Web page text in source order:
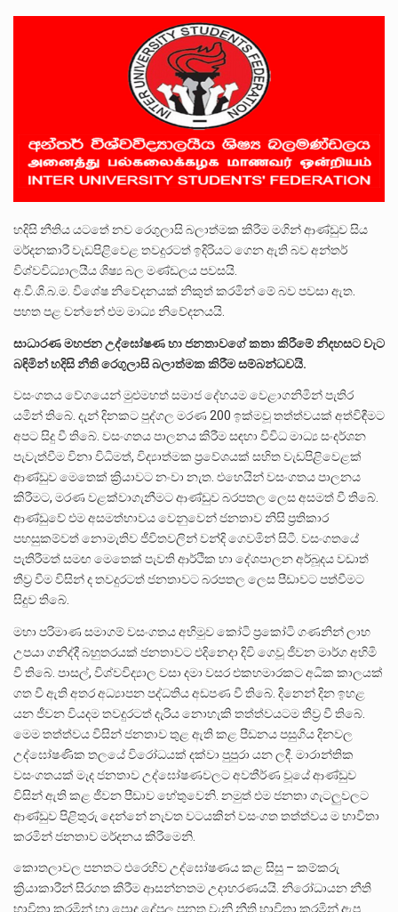
හදිසි නීතිය යටතේ නව රෙගුලාසි බලාත්මක කිරීම මගින් ආණ්ඩුව සිය
මර්දනකාරී වැඩපිළිවෙළ තවදුරටත් ඉදිරියට ගෙන ඇති බව අන්තර්
විශ්වවිධ්‍යාලයීය ශිෂ්‍ය බල මණ්ඩලය පවසයි.
අ.වි.ශි.බ.ම. විශේෂ නිවේදනයක් නිකුත් කරමින් මේ බව පවසා ඇත.
පහත පළ වන්නේ එම මාධ්‍ය නිවේදනයයි.
සාධාරණ මහජන උද්ඝෝෂණ හා ජනතාවගේ කතා කිරීමේ නිදහසට වැට
බඳිමින් හදිසි නීති රෙගුලාසි බලාත්මක කිරීම සම්බන්ධවයි.
වසංගතය වේගයෙන් මුළුමහත් සමාජ දේහයම වෙළාගනිමින් පැතිර
යමින් තිබේ. දැන් දිනකට පුද්ගල මරණ 200 ඉක්මවූ තත්ත්වයක් අත්විඳීමට
අපට සිදු වී තිබේ. වසංගතය පාලනය කිරීම සඳහා විවිධ මාධ්‍ය සංදර්ශන
පැවැත්වීම විනා විධිමත්, විද්‍යාත්මක ප්‍රවේශයක් සහිත වැඩපිළිවෙළක්
ආණ්ඩුව මෙතෙක් ක්‍රියාවට නංවා නැත. එහෙයින් වසංගතය පාලනය
කිරීමට, මරණ වළක්වාගැනීමට ආණ්ඩුව බරපතල ලෙස අසමත් වී තිබේ.
ආණ්ඩුවේ එම අසමත්භාවය වෙනුවෙන් ජනතාව නිසි ප්‍රතිකාර
පහසුකම්වත් නොමැතිව ජීවිතවලින් වන්දි ගෙවමින් සිටී. වසංගතයේ
පැතිරීමත් සමඟ මෙතෙක් පැවති ආර්ථික හා දේශපාලන අර්බූදය වඩාත්
තීව්‍ර වීම විසින් ද තවදුරටත් ජනතාවට බරපතල ලෙස පීඩාවට පත්වීමට
සිදුව තිබේ.
මහා පරිමාණ සමාගම් වසංගතය අභිමුව කෝටි ප්‍රකෝටි ගණනින් ලාභ
උපයා ගනිද්දී බහුතරයක් ජනතාවට එදිනෙදා දිවි ගෙවූ ජීවන මාර්ග අහිමි
වී තිබේ. පාසල්, විශ්වවිද්‍යාල වසා දමා වසර එකහමාරකට අධික කාලයක්
ගත වී ඇති අතර අධ්‍යාපන පද්ධතිය අඩපණ වී තිබේ. දිනෙන් දින ඉහළ
යන ජීවන වියදම තවදුරටත් දැරිය නොහැකි තත්ත්වයටම තීව්‍ර වී තිබේ.
මෙම තත්ත්වය විසින් ජනතාව තුළ ඇති කළ පීඩනය පසුගිය දිනවල
උද්ඝෝෂණික තලයේ විරෝධයක් දක්වා පුපුරා යන ලදී. මාරාන්තික
වසංගතයක් මැද ජනතාව උද්ඝෝෂණවලට අවතීර්ණ වූයේ ආණ්ඩුව
විසින් ඇති කළ ජීවන පීඩාව හේතුවෙනි. නමුත් එම ජනතා ගැටලුවලට
ආණ්ඩුව පිළිතුරු දෙන්නේ නැවත වටයකින් වසංගත තත්ත්වය ම භාවිතා
කරමින් ජනතාව මර්දනය කිරීමෙනි.
කොතලාවල පනතට එරෙහිව උද්ඝෝෂණය කළ සිසු – කම්කරු
ක්‍රියාකාරීන් සිරගත කිරීම ආසන්නතම උදාහරණයයි. නිරෝධායන නීති
භාවිතා කරමින් හා පොදු දේපල පනත වැනි නීති භාවිතා කරමින් ඇප